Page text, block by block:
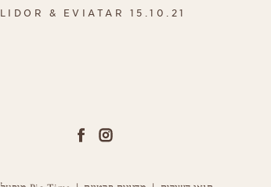
LIDOR & EVIATAR 15.10.21